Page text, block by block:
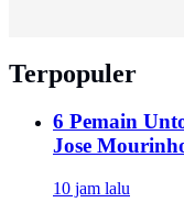
Terpopuler
6 Pemain
Jose
10 jam lalu